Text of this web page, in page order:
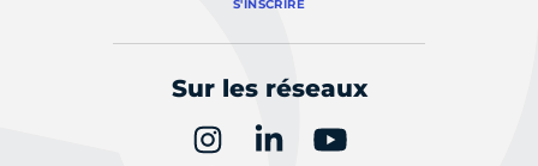
S'INSCRIRE
Sur les réseaux